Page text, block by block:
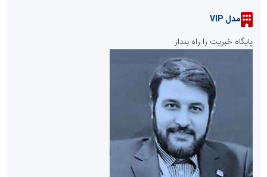
مدل VIP
پایگاه خبریت را راه بنداز